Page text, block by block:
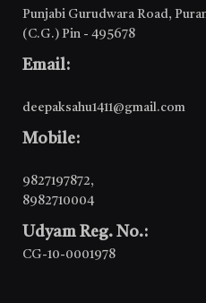
Punjabi Gurudwara Road,
(C.G.) Pin - 495678
Email:
deepaksahu1411@gmail.com
Mobile:
9827197872,
8982710004
Udyam Reg. No.:
CG-10-0001978